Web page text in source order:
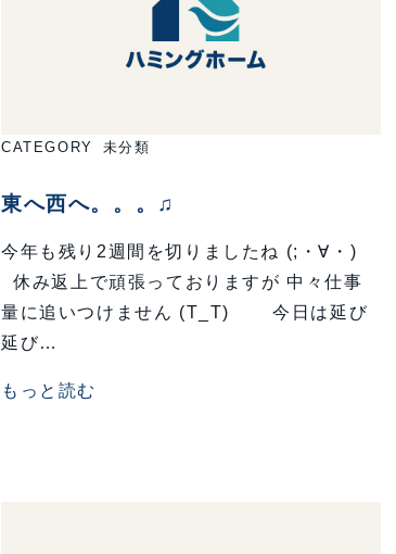
CATEGORY 未分類
東へ西へ。。。♫
今年も残り2週間を切りましたね (;・∀・)
休み返上で頑張っておりますが 中々仕事
量に追いつけません (T_T) 今日は延び
延び…
もっと読む